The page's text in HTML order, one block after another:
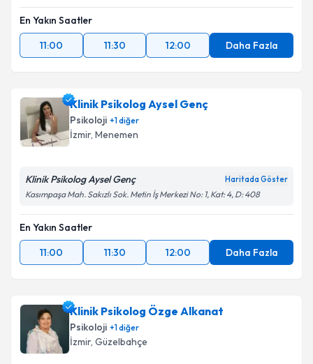
En Yakın Saatler
11:00
11:30 12:00 Daha Fazla
Klinik Psikolog Aysel Genç
Psikoloji +1diğer
İzmir, Menemen
Klinik Psikolog Aysel Genç Haritada Göster
Kasımpaşa Mah. Sakızlı Sok. Metin İş Merkezi No: 1, Kat: 4, D: 408
En Yakın Saatler
11:00
11:30 12:00 Daha Fazla
Klinik Psikolog Özge Alkanat
Psikoloji +1diğer
İzmir, Güzelbahçe